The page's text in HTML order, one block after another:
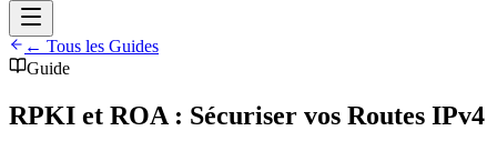
← Tous les Guides
Guide
RPKI et ROA : Sécuriser vos Routes IPv4